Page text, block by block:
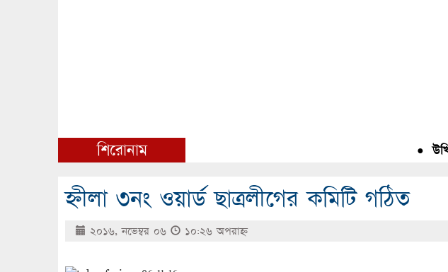
শিরোনাম
হ্নীলা ৩নং ওয়ার্ড ছাত্রলীগের কমিটি গঠিত
২০১৬, নভেম্বর ০৬ ১০:২৬ অপরাহ্ণ